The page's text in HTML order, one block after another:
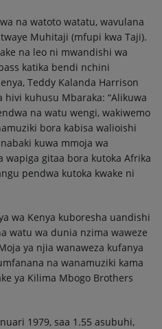
na watoto watatu, wavulana
Muhitaji (mfupi kwa Taji).
na leo ni mwandishi wa
katika bendi nchini
Teddy Kalanda Harrison
kuhusu Mbaraka: “Alikuwa
na watu wengi, wakiwemo
bora kabisa walioishi
kuwa mmoja wa
gitaa bora kutoka Afrika
pendwa kutoka kwake ni
wa Kenya kuboresha uandishi
watu wa dunia nzima waweze
ya njia wanaweza kufanya
na wanamuziki kama
ya Kilima Mbogo Brothers
1979, saa 1.55 asubuhi,